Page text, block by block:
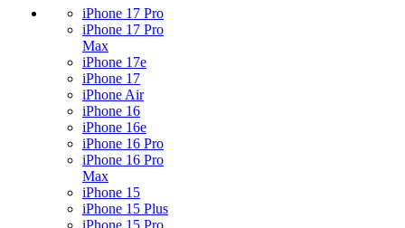
iPhone 17 Pro
iPhone 17 Pro
Max
iPhone 17e
iPhone 17
iPhone Air
iPhone 16
iPhone 16e
iPhone 16 Pro
iPhone 16 Pro
Max
iPhone 15
iPhone 15 Plus
iPhone 15 Pro